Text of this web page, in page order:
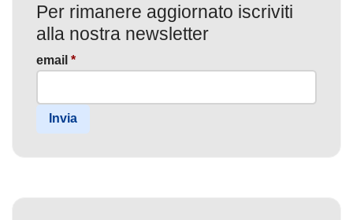
Per rimanere aggiornato iscriviti
alla nostra newsletter
email *
Invia